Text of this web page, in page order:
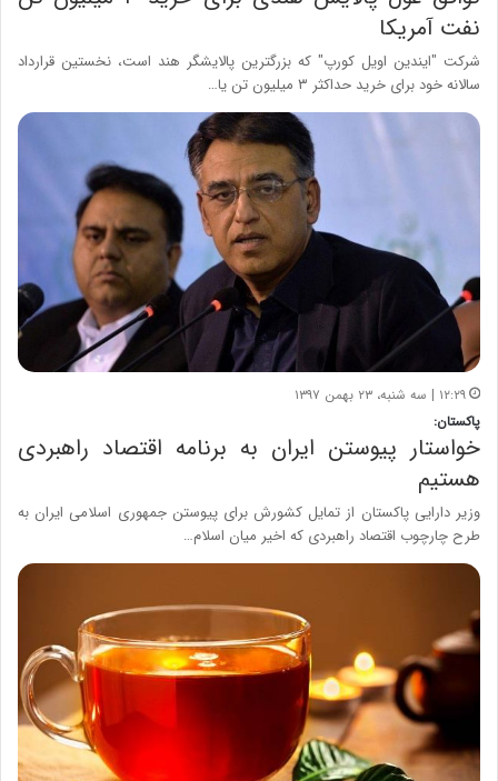
نفت آمریکا
شرکت "ایندین اویل کورپ" که بزرگترین پالایشگر هند است، نخستین قرارداد
سالانه خود برای خرید حداکثر ۳ میلیون تن یا…
۱۲:۲۹ | سه شنبه، ۲۳ بهمن ۱۳۹۷
پاکستان:
خواستار پیوستن ایران به برنامه اقتصاد راهبردی
هستیم
وزیر دارایی پاکستان از تمایل کشورش برای پیوستن جمهوری اسلامی ایران به
طرح چارچوب اقتصاد راهبردی که اخیر میان اسلام…